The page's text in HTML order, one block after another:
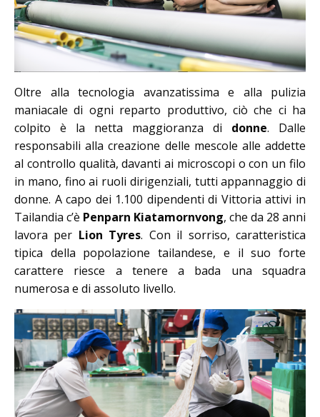
Oltre alla tecnologia avanzatissima e alla pulizia
maniacale di ogni reparto produttivo, ciò che ci ha
colpito è la netta maggioranza di donne. Dalle
responsabili alla creazione delle mescole alle addette
al controllo qualità, davanti ai microscopi o con un filo
in mano, fino ai ruoli dirigenziali, tutti appannaggio di
donne. A capo dei 1.100 dipendenti di Vittoria attivi in
Tailandia c’è Penparn Kiatamornvong, che da 28 anni
lavora per Lion Tyres. Con il sorriso, caratteristica
tipica della popolazione tailandese, e il suo forte
carattere riesce a tenere a bada una squadra
numerosa e di assoluto livello.